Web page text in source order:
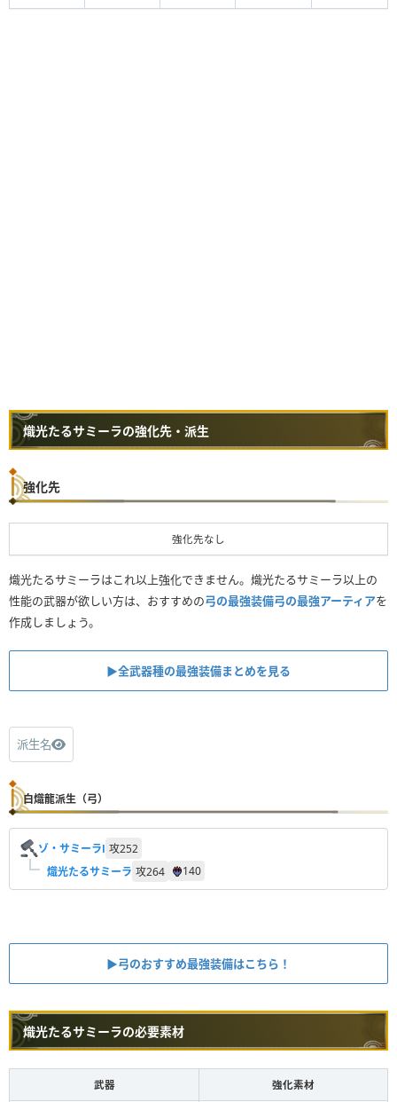
熾光たるサミーラの強化先・派生
強化先
強化先なし
熾光たるサミーラはこれ以上強化できません。熾光たるサミーラ以上の
性能の武器が欲しい方は、おすすめの弓の最強装備弓の最強アーティアを
作成しましょう。
▶︎全武器種の最強装備まとめを見る
派生名
白熾龍派生（弓）
ゾ・サミーラⅠ 攻252
熾光たるサミーラ 攻264 140
▶︎弓のおすすめ最強装備はこちら！
熾光たるサミーラの必要素材
武器 強化素材